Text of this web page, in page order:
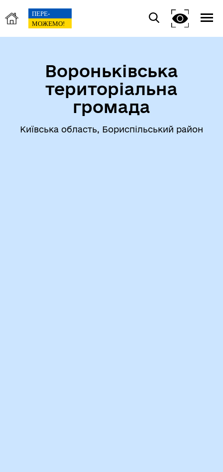
Вороньківська
територіальна
громада
Київська область, Бориспільський район